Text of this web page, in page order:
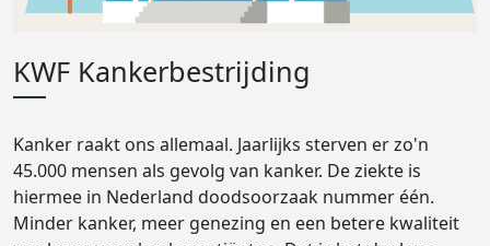
KWF Kankerbestrijding
Kanker raakt ons allemaal. Jaarlijks sterven er zo'n
45.000 mensen als gevolg van kanker. De ziekte is
hiermee in Nederland doodsoorzaak nummer één.
Minder kanker, meer genezing en een betere kwaliteit